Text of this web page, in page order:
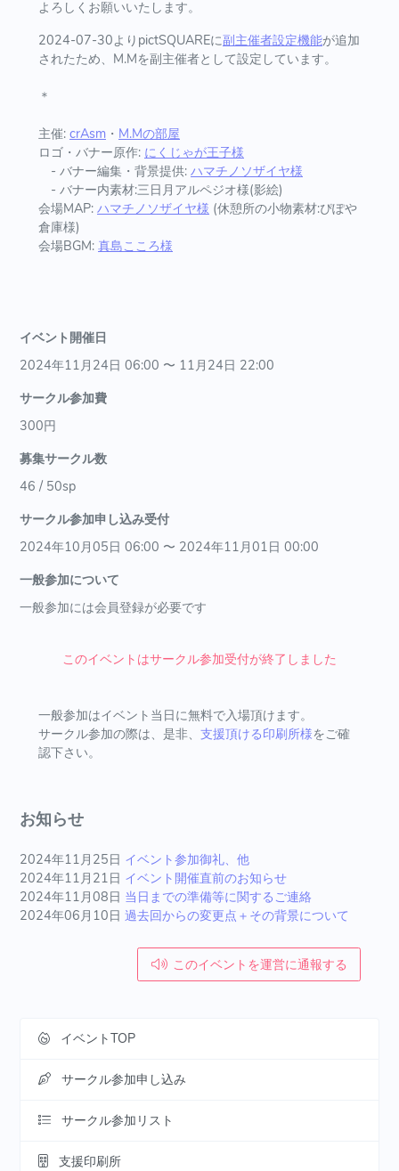
よろしくお願いいたします。
2024-07-30よりpictSQUAREに副主催者設定機能が追加
されたため、M.Mを副主催者として設定しています。
＊
主催: crAsm ・ M.Mの部屋
ロゴ・バナー原作: にくじゃが王子様
- バナー編集・背景提供: ハマチノソザイヤ様
- バナー内素材:三日月アルペジオ様(影絵)
会場MAP: ハマチノソザイヤ様 (休憩所の小物素材:ぴぽや
倉庫様)
会場BGM: 真島こころ様
イベント開催日
2024年11月24日 06:00 〜 11月24日 22:00
サークル参加費
300円
募集サークル数
46 / 50sp
サークル参加申し込み受付
2024年10月05日 06:00 〜 2024年11月01日 00:00
一般参加について
一般参加には会員登録が必要です
このイベントはサークル参加受付が終了しました
一般参加はイベント当日に無料で入場頂けます。
サークル参加の際は、是非、 支援頂ける印刷所様をご確
認下さい。
お知らせ
2024年11月25日 イベント参加御礼、他
2024年11月21日 イベント開催直前のお知らせ
2024年11月08日 当日までの準備等に関するご連絡
2024年06月10日 過去回からの変更点＋その背景について
このイベントを運営に通報する
イベントTOP
サークル参加申し込み
サークル参加リスト
支援印刷所